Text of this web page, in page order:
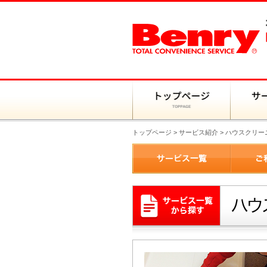
トップページ > サービス紹介 > ハウスクリー